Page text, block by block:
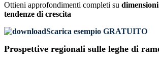
Ottieni approfondimenti completi su
tendenze di crescita
Scarica esempio GRATUITO
Prospettive regionali sulle leghe di